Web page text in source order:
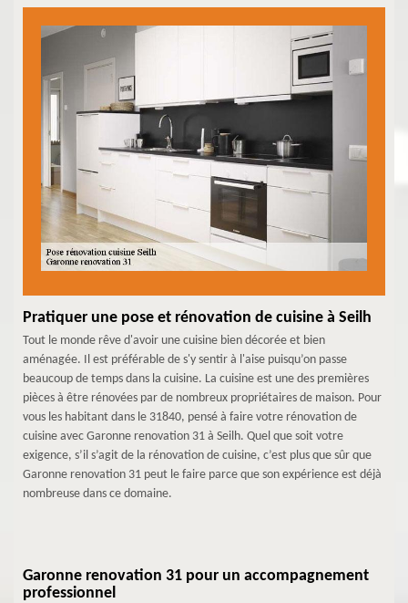
Pratiquer une pose et rénovation de cuisine à Seilh
Tout le monde rêve d'avoir une cuisine bien décorée et bien
aménagée. Il est préférable de s'y sentir à l'aise puisqu’on passe
beaucoup de temps dans la cuisine. La cuisine est une des premières
pièces à être rénovées par de nombreux propriétaires de maison. Pour
vous les habitant dans le 31840, pensé à faire votre rénovation de
cuisine avec Garonne renovation 31 à Seilh. Quel que soit votre
exigence, s’il s’agit de la rénovation de cuisine, c’est plus que sûr que
Garonne renovation 31 peut le faire parce que son expérience est déjà
nombreuse dans ce domaine.
Garonne renovation 31 pour un accompagnement
professionnel